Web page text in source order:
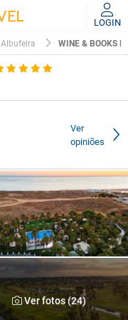
LOGIN
Albufeira WINE & BOOKS
Ver
opiniões
Ver fotos (24)